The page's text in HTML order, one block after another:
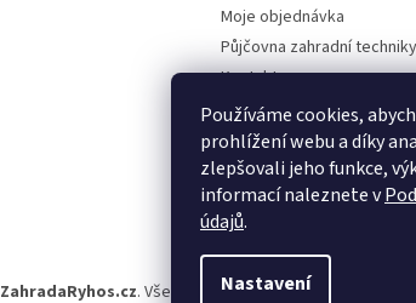
Používáme cookies,
prohlížení webu a díky
zlepšovali jeho funkce,
informací naleznete v
údajů.
Nastavení
Moje objednávka
Půjčovna zahradní techniky
Kontakty
Obchodní podmínky
Podmínky ochrany
údajů
ZahradaRyhos.cz. Všechna práva vyhrazena.